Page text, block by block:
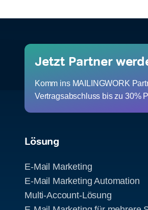
Jetzt Partner
Komm ins MAILINGWORK
Vertragsabschluss bis zu 30%
Lösung
E-Mail Marketing
E-Mail Marketing Automation
Multi-Account-Lösung